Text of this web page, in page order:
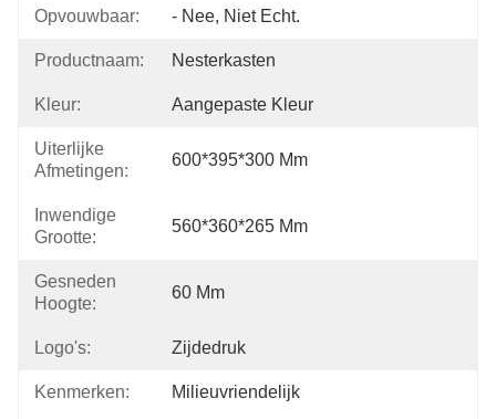
Opvouwbaar: - Nee, Niet Echt.
Productnaam: Nesterkasten
Kleur: Aangepaste Kleur
Uiterlijke
Afmetingen:
600*395*300 Mm
Inwendige
Grootte:
560*360*265 Mm
Gesneden
Hoogte:
60 Mm
Logo's: Zijdedruk
Kenmerken: Milieuvriendelijk